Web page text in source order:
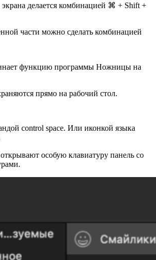
делается комбинацией ⌘ + Shift +
части можно сделать комбинацией
функцию программы Ножницы на
прямо на рабочий стол.
control space. Или иконкой языка
открывают особую клавиатуру панель со